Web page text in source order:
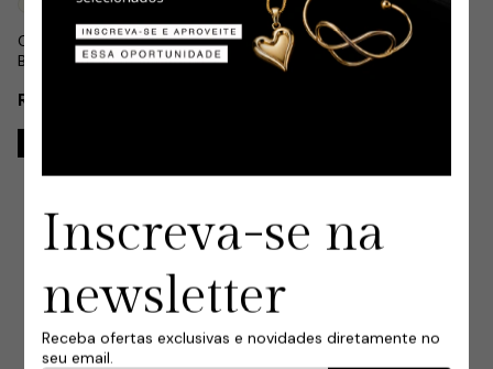
Conjunto Infantil Colar e
Brinco Flor Colorida e Bola em
R$6,99
+1
Conjunto Infantil Colar e
Brinco Batata Frita em Aço
Inox
R$6,99
Inscreva-se na
newsletter
Receba ofertas exclusivas e novidades diretamente no
seu email.